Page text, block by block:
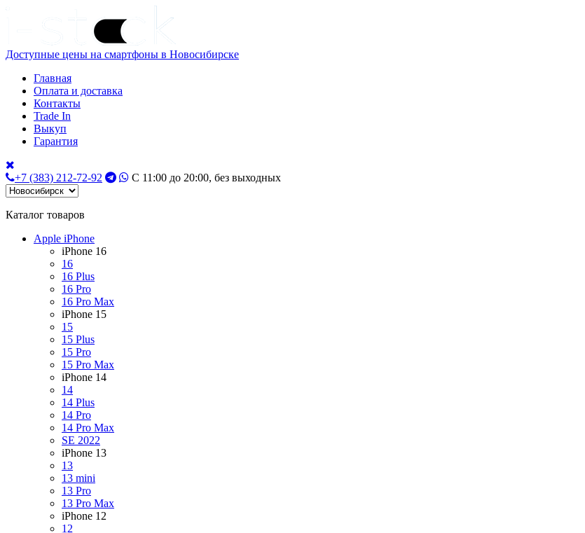
Доступные цены на смартфоны в Новосибирске
Главная
Оплата и доставка
Контакты
Trade In
Выкуп
Гарантия
+7 (383) 212-72-92 С 11:00 до 20:00, без выходных
Каталог товаров
Apple iPhone
iPhone 16
16
16 Plus
16 Pro
16 Pro Max
iPhone 15
15
15 Plus
15 Pro
15 Pro Max
iPhone 14
14
14 Plus
14 Pro
14 Pro Max
SE 2022
iPhone 13
13
13 mini
13 Pro
13 Pro Max
iPhone 12
12